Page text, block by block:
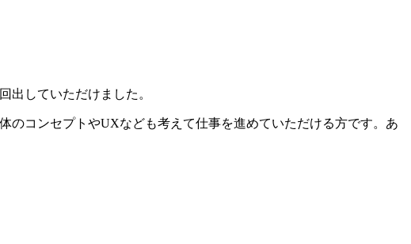
出していただけました。
のコンセプトやUXなども考えて仕事を進めていただける方です。あ